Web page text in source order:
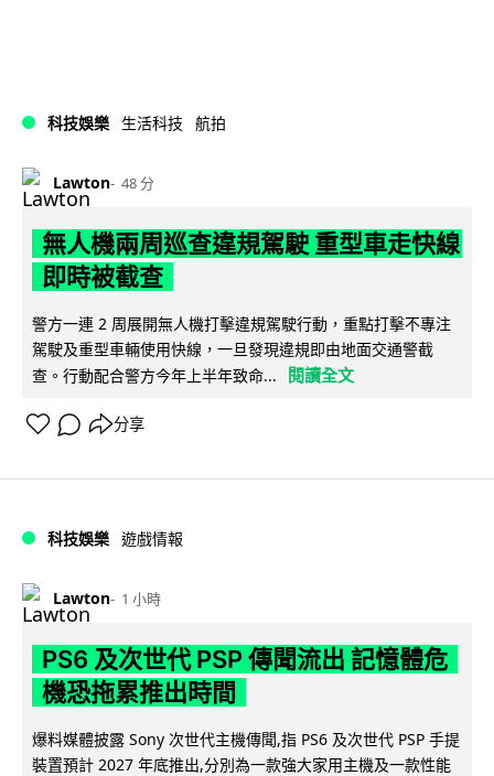
科技娛樂 生活科技 航拍
Lawton 48 分
無人機兩周巡查違規駕駛 重型車走快線
即時被截查
警方一連 2 周展開無人機打擊違規駕駛行動，重點打擊不專注
駕駛及重型車輛使用快線，一旦發現違規即由地面交通警截
查。行動配合警方今年上半年致命...
閱讀全文
分享
科技娛樂 遊戲情報
Lawton 1 小時
PS6 及次世代 PSP 傳聞流出 記憶體危
機恐拖累推出時間
爆料媒體披露 Sony 次世代主機傳聞,指 PS6 及次世代 PSP 手提
裝置預計 2027 年底推出,分別為一款強大家用主機及一款性能